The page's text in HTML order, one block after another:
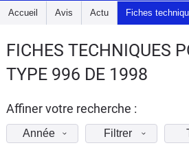
Essais
d'achat
Electriques
Accueil Avis Actu Fiches
FICHES TECHNIQUES
TYPE 996 DE 1998
Affiner votre recherche :
Année Filtrer